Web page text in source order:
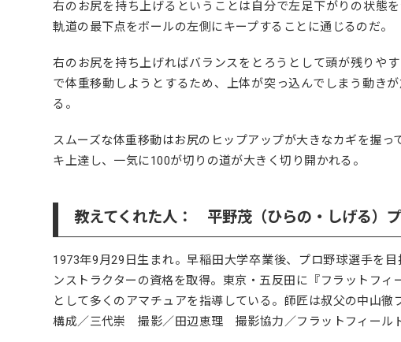
右のお尻を持ち上げるということは自分で左足下がりの状態
軌道の最下点をボールの左側にキープすることに通じるのだ。
右のお尻を持ち上げればバランスをとろうとして頭が残りや
で体重移動しようとするため、上体が突っ込んでしまう動き
る。
スムーズな体重移動はお尻のヒップアップが大きなカギを握
キ上達し、一気に100が切りの道が大きく切り開かれる。
教えてくれた人： 平野茂（ひらの・しげる）
1973年9月29日生まれ。早稲田大学卒業後、プロ野球選手を
ンストラクターの資格を取得。東京・五反田に『フラットフ
として多くのアマチュアを指導している。師匠は叔父の中山徹
構成／三代崇 撮影／田辺恵理 撮影協力／フラットフィール